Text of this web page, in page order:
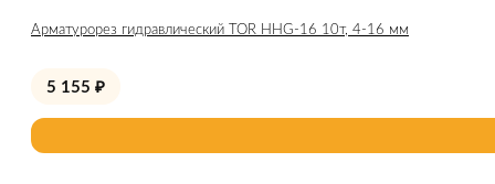
Арматурорез гидравлический TOR HHG-16 10т, 4-16 мм
5 155 ₽